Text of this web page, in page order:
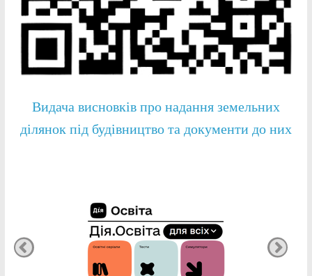
Видача висновків про надання земельних
ділянок під будівництво та документи до них